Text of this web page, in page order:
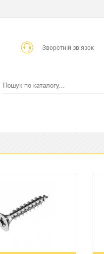
Зворотній зв’язок